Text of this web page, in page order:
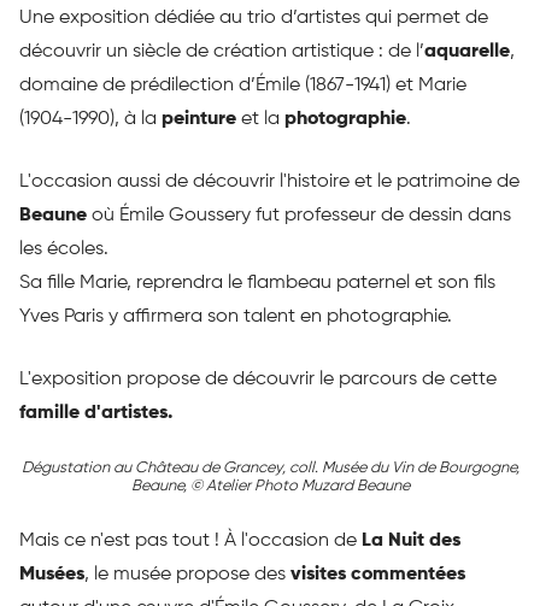
Une exposition dédiée au trio d’artistes qui permet de
découvrir un siècle de création artistique : de l’aquarelle,
domaine de prédilection d’Émile (1867-1941) et Marie
(1904-1990), à la peinture et la photographie.
L'occasion aussi de découvrir l'histoire et le patrimoine de
Beaune où Émile Goussery fut professeur de dessin dans
les écoles.
Sa fille Marie, reprendra le flambeau paternel et son fils
Yves Paris y affirmera son talent en photographie.
L'exposition propose de découvrir le parcours de cette
famille d'artistes.
Dégustation au Château de Grancey, coll. Musée du Vin de Bourgogne,
Beaune, © Atelier Photo Muzard Beaune
Mais ce n'est pas tout ! À l'occasion de La Nuit des
Musées, le musée propose des visites commentées